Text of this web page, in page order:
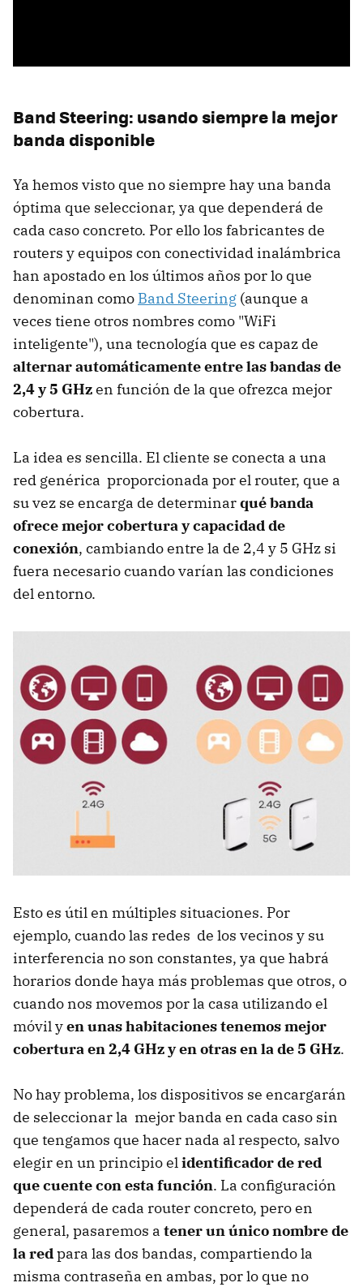
Band Steering: usando siempre la mejor
banda disponible
Ya hemos visto que no siempre hay una banda
óptima que seleccionar, ya que dependerá de
cada caso concreto. Por ello los fabricantes de
routers y equipos con conectividad inalámbrica
han apostado en los últimos años por lo que
denominan como Band Steering (aunque a
veces tiene otros nombres como "WiFi
inteligente"), una tecnología que es capaz de
alternar automáticamente entre las bandas de
2,4 y 5 GHzen función de la que ofrezca mejor
cobertura.
La idea es sencilla. El cliente se conecta a una
red genérica proporcionada por el router, que a
su vez se encarga de determinarqué banda
ofrece mejor cobertura y capacidad de
conexión, cambiando entre la de 2,4 y 5 GHz si
fuera necesario cuando varían las condiciones
del entorno.
Esto es útil en múltiples situaciones. Por
ejemplo, cuando las redes de los vecinos y su
interferencia no son constantes, ya que habrá
horarios donde haya más problemas que otros, o
cuando nos movemos por la casa utilizando el
móvil yen unas habitaciones tenemos mejor
cobertura en 2,4 GHz y en otras en la de 5 GHz.
No hay problema, los dispositivos se encargarán
de seleccionar la mejor banda en cada caso sin
que tengamos que hacer nada al respecto, salvo
elegir en un principio elidentificador de red
que cuente con esta función. La configuración
dependerá de cada router concreto, pero en
general, pasaremos a tener un único nombre de
la redpara las dos bandas, compartiendo la
misma contraseña en ambas, por lo que no